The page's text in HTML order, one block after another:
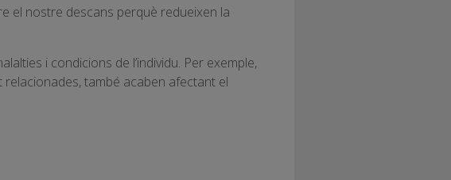
el nostre descans perquè redueixen la
i condicions de l’individu. Per exemple,
relacionades, també acaben afectant el